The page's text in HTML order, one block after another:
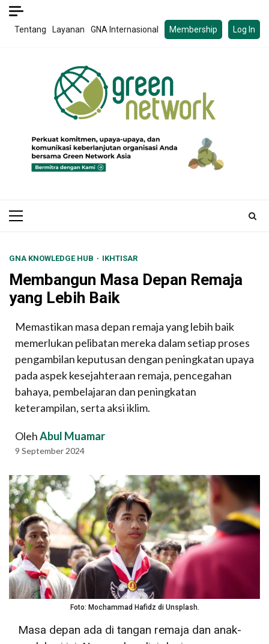
Skip
Tentang Layanan GNA Internasional Membership Log In
Primary
GNA KNOWLEDGE HUB IKHTISAR
Membangun Masa Depan Remaja
yang Lebih Baik
Memastikan masa depan remaja yang lebih baik
memerlukan pelibatan mereka dalam setiap proses
pengambilan keputusan dengan peningkatan upaya
pada aspek kesejahteraan remaja, pencegahan
bahaya, pembelajaran dan peningkatan
keterampilan, serta aksi iklim.
OlehAbul Muamar
9 September 2024
Foto: Mochammad Hafidz di Unsplash.
Masa depan ada di tangan remaja dan anak-